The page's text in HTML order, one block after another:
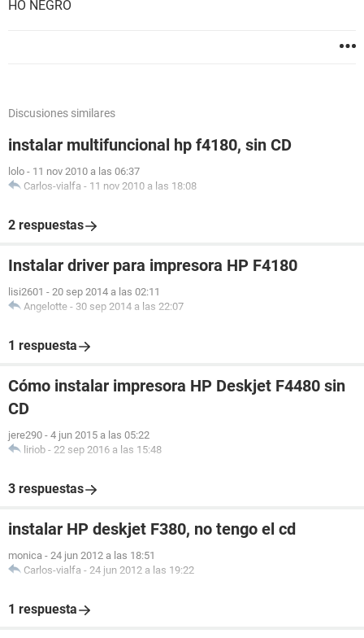
HO NEGRO
Discusiones similares
instalar multifuncional hp f4180, sin CD
lolo - 11 nov 2010 a las 06:37
Carlos-vialfa - 11 nov 2010 a las 18:08
2 respuestas
Instalar driver para impresora HP F4180
lisi2601 - 20 sep 2014 a las 02:11
Angelotte - 30 sep 2014 a las 22:07
1 respuesta
Cómo instalar impresora HP Deskjet F4480 sin
CD
jere290 - 4 jun 2015 a las 05:22
liriob - 22 sep 2016 a las 15:48
3 respuestas
instalar HP deskjet F380, no tengo el cd
monica - 24 jun 2012 a las 18:51
Carlos-vialfa - 24 jun 2012 a las 19:22
1 respuesta